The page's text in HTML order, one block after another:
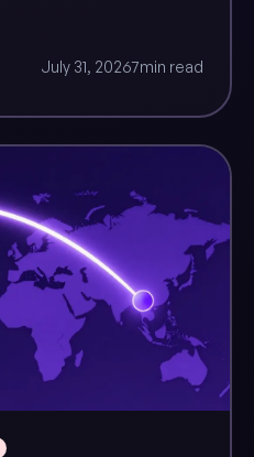
July 31, 20267min read